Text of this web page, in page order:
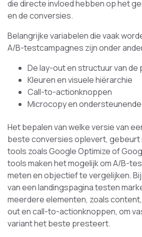
die directe invloed hebben op het
en de conversies.
Belangrijke variabelen die vaak
A/B-testcampagnes zijn onder
De lay-out en structuur van de
Kleuren en visuele hiërarchie
Call-to-actionknoppen
Microcopy en
Het bepalen van welke versie van
beste conversies oplevert, gebeurt
tools zoals Google Optimize of
tools maken het mogelijk om A/B-
meten en objectief te vergelijken.
van een landingspagina testen
meerdere elementen, zoals
out en call-to-actionknoppen, om
variant het beste presteert.